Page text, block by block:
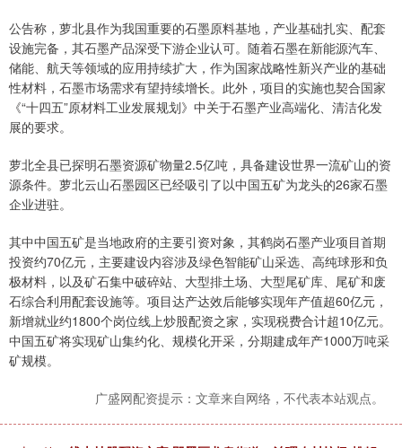
公告称，萝北县作为我国重要的石墨原料基地，产业基础扎实、配套
设施完备，其石墨产品深受下游企业认可。随着石墨在新能源汽车、
储能、航天等领域的应用持续扩大，作为国家战略性新兴产业的基础
性材料，石墨市场需求有望持续增长。此外，项目的实施也契合国家
《“十四五”原材料工业发展规划》中关于石墨产业高端化、清洁化发
展的要求。
萝北全县已探明石墨资源矿物量2.5亿吨，具备建设世界一流矿山的资
源条件。萝北云山石墨园区已经吸引了以中国五矿为龙头的26家石墨
企业进驻。
其中中国五矿是当地政府的主要引资对象，其鹤岗石墨产业项目首期
投资约70亿元，主要建设内容涉及绿色智能矿山采选、高纯球形和负
极材料，以及矿石集中破碎站、大型排土场、大型尾矿库、尾矿和废
石综合利用配套设施等。项目达产达效后能够实现年产值超60亿元，
新增就业约1800个岗位线上炒股配资之家，实现税费合计超10亿元。
中国五矿将实现矿山集约化、规模化开采，分期建成年产1000万吨采
矿规模。
广盛网配资提示：文章来自网络，不代表本站观点。